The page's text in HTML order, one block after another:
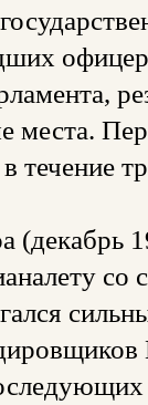
места.
течение
(декабрь